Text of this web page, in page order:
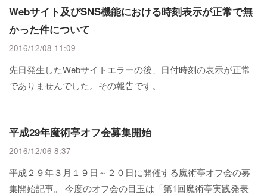
Webサイト及びSNS機能における時刻表示が正常で無
かった件について
2016/12/08 11:09
先日発生したWebサイトエラーの後、日付時刻の表示が正常
でありませんでした。その報告です。
平成29年魔術亭オフ会募集開始
2016/12/06 8:37
平成２９年３月１９日～２０日に開催する魔術亭オフ会の募
集開始記事。 今度のオフ会の目玉は「第1回魔術亭実践発表